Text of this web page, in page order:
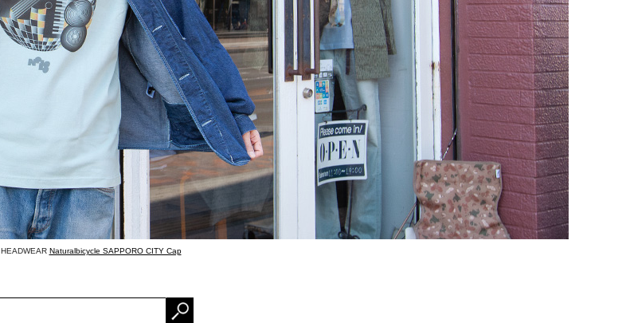
HEADWEAR Naturalbicycle SAPPORO CITY Cap